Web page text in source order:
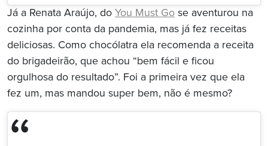
Já a Renata Araújo, do You Must Go se aventurou na
cozinha por conta da pandemia, mas já fez receitas
deliciosas. Como chocólatra ela recomenda a receita
do brigadeirão, que achou “bem fácil e ficou
orgulhosa do resultado”. Foi a primeira vez que ela
fez um, mas mandou super bem, não é mesmo?